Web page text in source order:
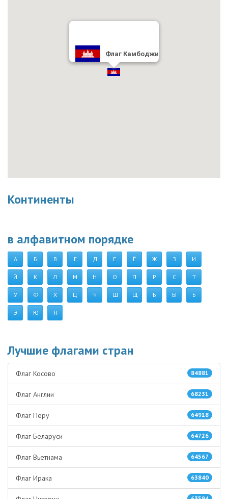
Флаг Камбоджи
Континенты
в алфавитном порядке
А Б В Г Д Е Ё Ж З И
Й К Л М Н О П Р С Т
У Ф Х Ц Ч Ш Щ Ъ Ы Ь
Э Ю Я
Лучшие флагами стран
84881
Флаг Косово
68231
Флаг Англии
64918
Флаг Перу
64726
Флаг Беларуси
64567
Флаг Вьетнама
63840
Флаг Ирака